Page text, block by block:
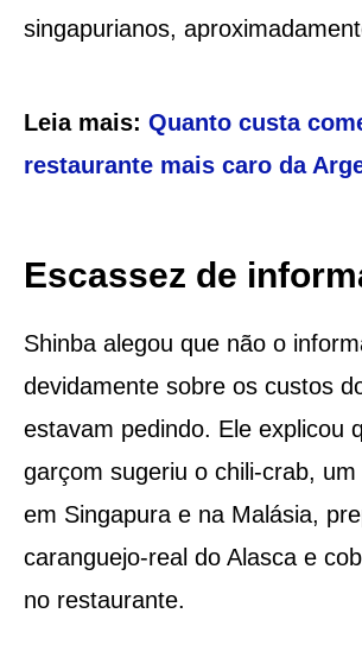
singapurianos,
Leia mais: Quanto custa
restaurante mais caro da
Escassez de
Shinba alegou que não o
devidamente sobre os custos
estavam pedindo. Ele explicou
garçom sugeriu o chili-crab,
em Singapura e na Malásia,
caranguejo-real do Alasca e
no restaurante.